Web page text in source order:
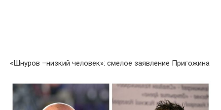
«Шнуров –низкий человек»: смелое заявление Пригожина